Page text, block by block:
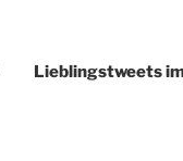
Lieblingstweets